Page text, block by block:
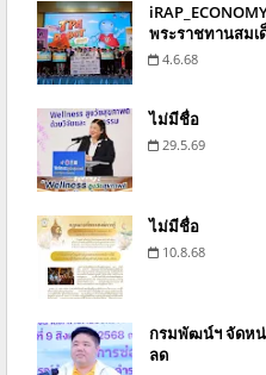
พระราชทานสมเ
4.6.68
ไม่มีชื่อ
29.5.69
ไม่มีชื่อ
10.8.68
กรมพัฒน์ฯ จัดหน่
ลด